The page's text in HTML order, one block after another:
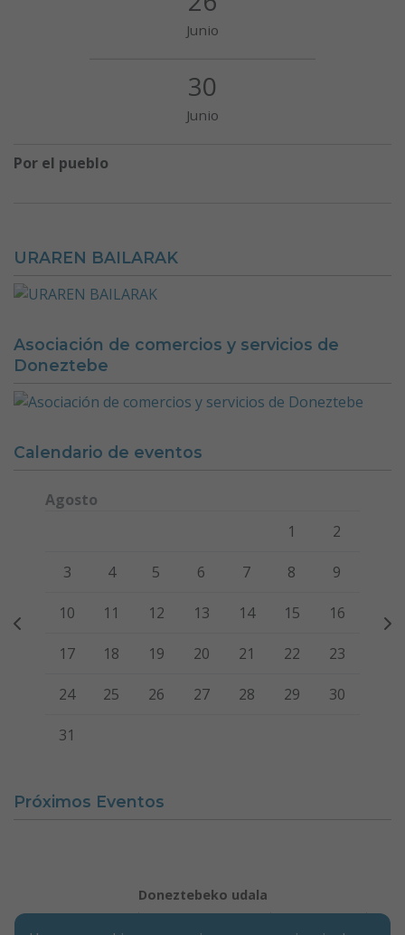
Junio
30
Junio
Por el pueblo
URAREN BAILARAK
Asociación de comercios y servicios de
Doneztebe
Calendario de eventos
Agosto
Viernes Sábado
1 2
3 4 5 6 7 8 9
10 11 12 13 14 15 16
17 18 19 20 21 22 23
24 25 26 27 28 29 30
31
Próximos Eventos
Doneztebeko udala